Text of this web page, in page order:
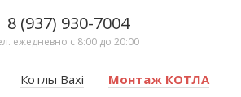
8 (937) 930-7004
ежедневно с 8:00 до 20:00
Котлы Baxi
Монтаж КОТЛА